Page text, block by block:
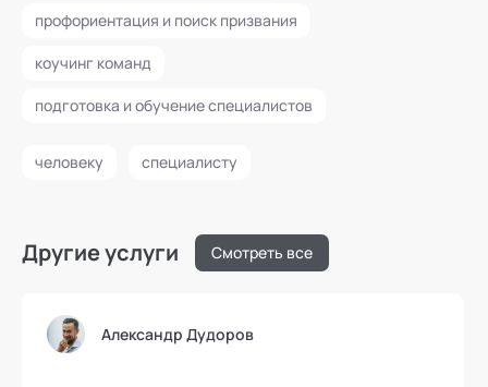
профориентация и поиск призвания
коучинг команд
подготовка и обучение специалистов
человеку специалисту
Другие услуги Смотреть все
Александр Дудоров